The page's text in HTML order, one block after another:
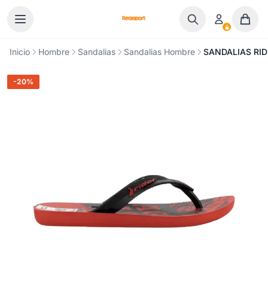
Inicio Hombre Sandalias Sandalias Hombre SANDALIAS
-20%